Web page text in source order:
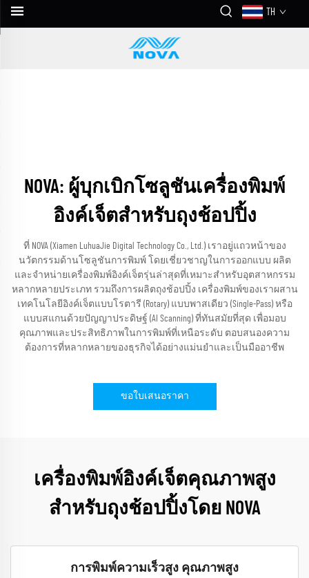
TH
NOVA: ผู้บุกเบิกโซลูชันเครื่องพิมพ์
อิงค์เจ็ตสำหรับถุงช้อปปิ้ง
ที่ NOVA (Xiamen LuhuaJie Digital Technology Co., Ltd.) เราอยู่แถวหน้าของ
นวัตกรรมด้านโซลูชันการพิมพ์ โดยเชี่ยวชาญในการออกแบบ ผลิต
และจำหน่ายเครื่องพิมพ์อิงค์เจ็ตรุ่นล่าสุดที่เหมาะสำหรับอุตสาหกรรม
หลากหลายประเภท รวมถึงการผลิตถุงช้อปปิ้ง เครื่องพิมพ์ของเราผสาน
เทคโนโลยีอิงค์เจ็ตแบบโรตารี (Rotary) แบบพาสเดียว (Single-Pass) หรือ
แบบสแกนด้วยปัญญาประดิษฐ์ (AI Scanning) ที่ทันสมัยที่สุด เพื่อมอบ
คุณภาพและประสิทธิภาพในการพิมพ์ที่เหนือระดับ ตอบสนองความ
ต้องการที่หลากหลายของธุรกิจได้อย่างแม่นยำและเป็นมืออาชีพ
ขอใบเสนอราคา
เครื่องพิมพ์อิงค์เจ็ตคุณภาพสูง
สำหรับถุงช้อปปิ้งโดย NOVA
การพิมพ์ความเร็วสูง คุณภาพสูง